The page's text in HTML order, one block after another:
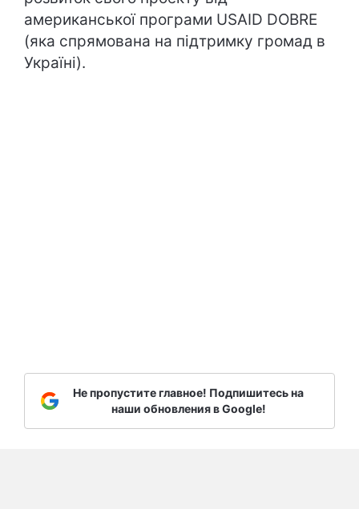
американської програми USAID DOBRE
(яка спрямована на підтримку громад в
Україні).
Не пропустите главное! Подпишитесь на
наши обновления в Google!